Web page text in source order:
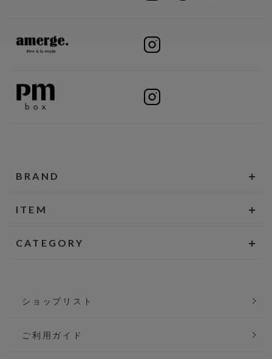
BRAND
ITEM
CATEGORY
ショップリスト
ご利用ガイド